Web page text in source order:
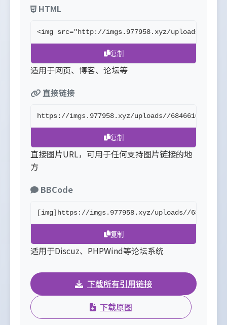
HTML
<img src="http://imgs.977958.xyz/uploads//
复制
适用于网页、博客、论坛等
直接链接
https://imgs.977958.xyz/uploads//
复制
直接图片URL，可用于任何支持图片链接的地
方
BBCode
[img]https://imgs.977958.xyz/uploads//
复制
适用于Discuz、PHPWind等论坛系统
下载所有引用链接
下载原图